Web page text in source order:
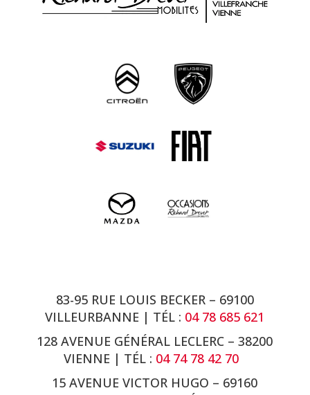
83-95 RUE LOUIS BECKER – 69100
VILLEURBANNE | TÉL : 04 78 685 621
128 AVENUE GÉNÉRAL LECLERC – 38200
VIENNE | TÉL : 04 74 78 42 70
15 AVENUE VICTOR HUGO – 69160